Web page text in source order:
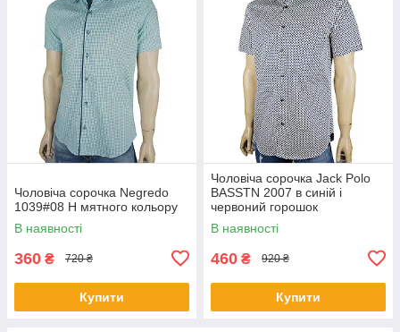
Чоловіча сорочка Negredo
1039#08 Н мятного кольору
В наявності
360 ₴ 720 ₴
Купити
Чоловіча сорочка Jack Polo
BASSTN 2007 в синій і
червоний горошок
В наявності
460 ₴ 920 ₴
Купити